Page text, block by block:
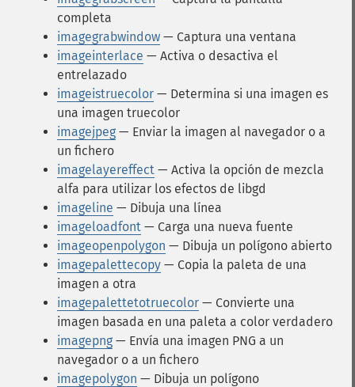
completa
imagegrabwindow — Captura una ventana
imageinterlace — Activa o desactiva el
entrelazado
imageistruecolor — Determina si una imagen es
una imagen truecolor
imagejpeg — Enviar la imagen al navegador o a
un fichero
imagelayereffect — Activa la opción de mezcla
alfa para utilizar los efectos de libgd
imageline — Dibuja una línea
imageloadfont — Carga una nueva fuente
imageopenpolygon — Dibuja un polígono abierto
imagepalettecopy — Copia la paleta de una
imagen a otra
imagepalettetotruecolor — Convierte una
imagen basada en una paleta a color verdadero
imagepng — Envía una imagen PNG a un
navegador o a un fichero
imagepolygon — Dibuja un polígono